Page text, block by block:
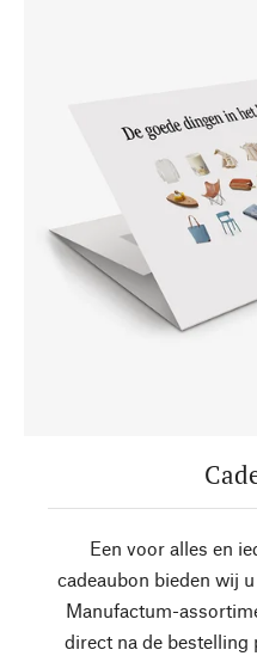
Een voor alles en
cadeaubon bieden wij
Manufactum-
direct na de bestelling